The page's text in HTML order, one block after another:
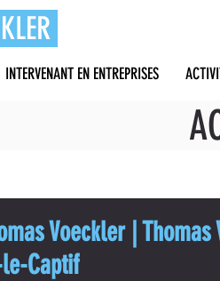
INTERVENANT EN ENTREPRISES
Voeckler |
Captif